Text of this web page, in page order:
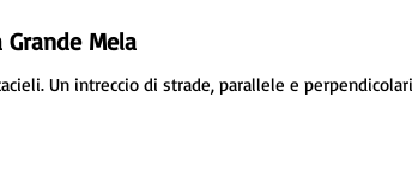
Mela
Un intreccio di strade, parallele e perpendicolari,